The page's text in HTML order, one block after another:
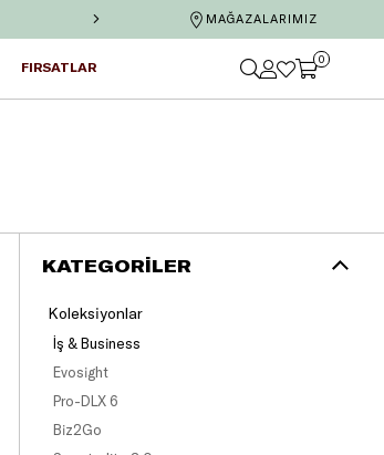
İş Bankası'na özel 6 taksit ve
MAĞAZALARIMIZ
FIRSATLAR 0
KATEGORILER
Koleksiyonlar
İş & Business
Evosight
Pro-DLX 6
Biz2Go